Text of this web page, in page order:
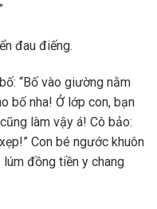
đau điếng.
“Bố vào giường nằm
bố nha! Ở lớp con, bạn
làm vậy á! Cô bảo:
Con bé ngước khuôn
đồng tiền y chang